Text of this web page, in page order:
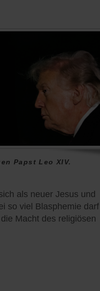
Papst Leo XIV.
als neuer Jesus und
so viel Blasphemie
Macht des religiösen